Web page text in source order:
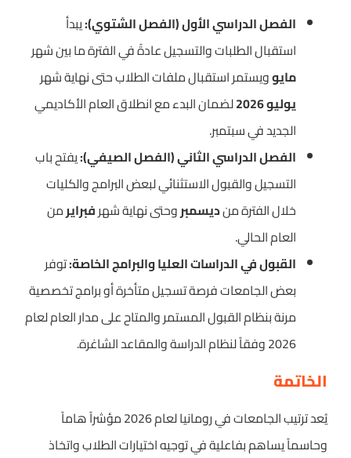
الفصل الدراسي الأول (الفصل الشتوي):يبدأ
استقبال الطلبات والتسجيل عادةً في الفترة ما بين شهر
مايوويستمر استقبال ملفات الطلاب حتى نهاية شهر
يوليو 2026
لضمان البدء مع انطلاق العام الأكاديمي
الجديد في سبتمبر.
الفصل الدراسي الثاني (الفصل الصيفي):يفتح باب
التسجيل والقبول الاستثنائي لبعض البرامج والكليات
خلال الفترة منديسمبروحتى نهاية شهرفبرايرمن
العام الحالي.
القبول في الدراسات العليا والبرامج الخاصة:توفر
بعض الجامعات فرصة تسجيل متأخرة أو برامج تخصصية
مرنة بنظام القبول المستمر والمتاح على مدار العام لعام
2026 وفقاً لنظام الدراسة والمقاعد الشاغرة.
الخاتمة
يُعد ترتيب الجامعات في رومانيا لعام 2026 مؤشراً هاماً
وحاسماً يساهم بفاعلية في توجيه اختيارات الطلاب واتخاذ